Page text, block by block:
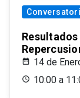
Resultados
14 de
10:00 a